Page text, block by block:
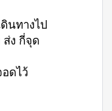
นทางไป
ส่ง กี่จุด
ดไว้